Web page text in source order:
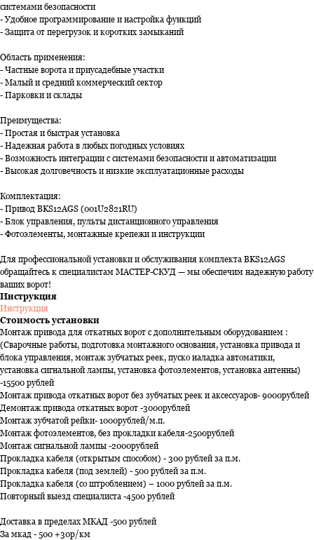
системами безопасности
- Удобное программирование и настройка функций
- Защита от перегрузок и коротких замыканий
Область применения:
- Частные ворота и приусадебные участки
- Малый и средний коммерческий сектор
- Парковки и склады
Преимущества:
- Простая и быстрая установка
- Надежная работа в любых погодных условиях
- Возможность интеграции с системами безопасности и автоматизации
- Высокая долговечность и низкие эксплуатационные расходы
Комплектация:
- Привод BKS12AGS (001U2821RU)
- Блок управления, пульты дистанционного управления
- Фотоэлементы, монтажные крепежи и инструкции
Для профессиональной установки и обслуживания комплекта BKS12AGS
обращайтесь к специалистам МАСТЕР-СКУД — мы обеспечим надежную работу
ваших ворот!
Инструкция
Инструкция
Стоимость установки
Монтаж привода для откатных ворот с дополнительным оборудованием :
(Сварочные работы, подготовка монтажного основания, установка привода и
блока управления, монтаж зубчатых реек, пуско наладка автоматики,
установка сигнальной лампы, установка фотоэлементов, установка антенны)
-15500 рублей
Монтаж привода откатных ворот без зубчатых реек и аксессуаров- 9000рублей
Демонтаж привода откатных ворот -3000рублей
Монтаж зубчатой рейки- 1000рублей/м.п.
Монтаж фотоэлементов, без прокладки кабеля-2500рублей
Монтаж сигнальной лампы -2000рублей
Прокладка кабеля (открытым способом) - 300 рублей за п.м.
Прокладка кабеля (под землей) - 500 рублей за п.м.
Прокладка кабеля (со штроблением) – 1000 рублей за п.м.
Повторный выезд специалиста -4500 рублей
Доставка в пределах МКАД -500 рублей
За мкад - 500 +30р/км